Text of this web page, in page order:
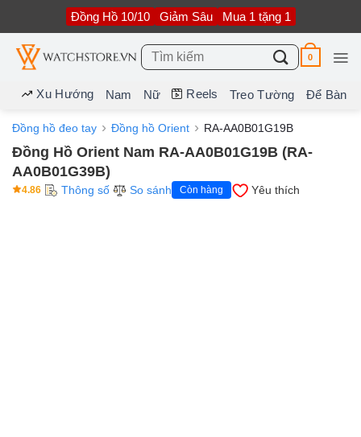
nội
dung
Đồng Hồ 10/10 Giảm Sâu Mua 1 tặng 1
Tìm
kiếm:
0
Xu Hướng Nam Nữ Reels Treo Tường Để Bàn
Đồng hồ đeo tay Đồng hồ Orient RA-AA0B01G19B
Đồng Hồ Orient Nam RA-AA0B01G19B (RA-
AA0B01G39B)
4.86 Thông số So sánh Còn hàng Yêu thích